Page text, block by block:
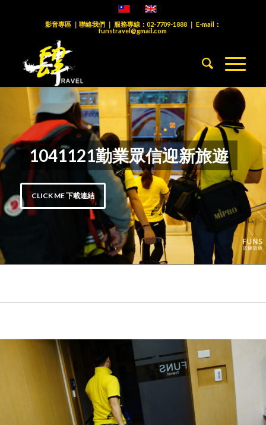
影音專區｜ 聯絡我們｜ 服務專線： 02-7709-1888｜ E-mail：
funstravel@gmail.com
1041121勤業眾信迎新旅遊
CLICK ME 下載連結